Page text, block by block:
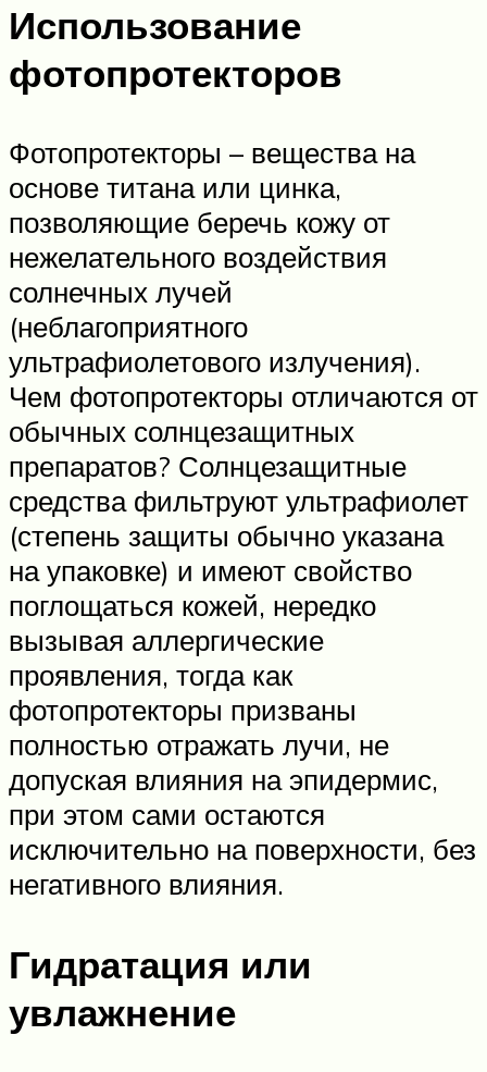
Использование
фотопротекторов
Фотопротекторы – вещества на
основе титана или цинка,
позволяющие беречь кожу от
нежелательного воздействия
солнечных лучей
(неблагоприятного
ультрафиолетового излучения).
Чем фотопротекторы отличаются от
обычных солнцезащитных
препаратов? Солнцезащитные
средства фильтруют ультрафиолет
(степень защиты обычно указана
на упаковке) и имеют свойство
поглощаться кожей, нередко
вызывая аллергические
проявления, тогда как
фотопротекторы призваны
полностью отражать лучи, не
допуская влияния на эпидермис,
при этом сами остаются
исключительно на поверхности, без
негативного влияния.
Гидратация или
увлажнение